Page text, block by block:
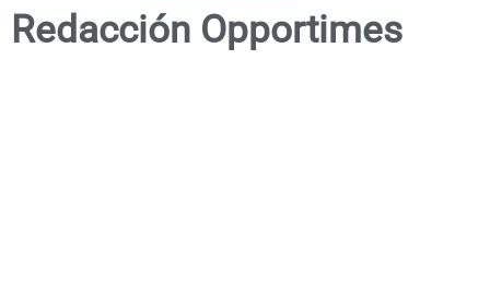
Redacción Opportimes